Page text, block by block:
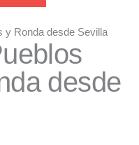
desde